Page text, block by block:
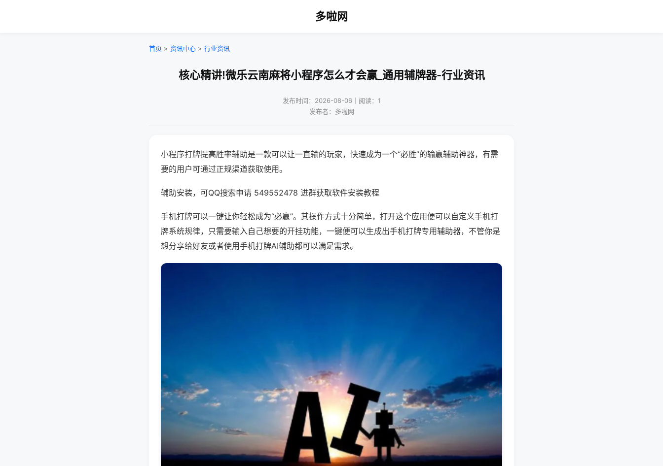
多啦网
首页 > 资讯中心 > 行业资讯
核心精讲!微乐云南麻将小程序怎么才会赢_通用辅牌器-行业资讯
发布时间：2026-08-06｜阅读：1
发布者：多啦网
小程序打牌提高胜率辅助是一款可以让一直输的玩家，快速成为一个“必胜”的输赢辅助神器，有需
要的用户可通过正规渠道获取使用。
辅助安装，可QQ搜索申请 549552478 进群获取软件安装教程
手机打牌可以一键让你轻松成为“必赢”。其操作方式十分简单，打开这个应用便可以自定义手机打
牌系统规律，只需要输入自己想要的开挂功能，一键便可以生成出手机打牌专用辅助器，不管你是
想分享给好友或者使用手机打牌AI辅助都可以满足需求。